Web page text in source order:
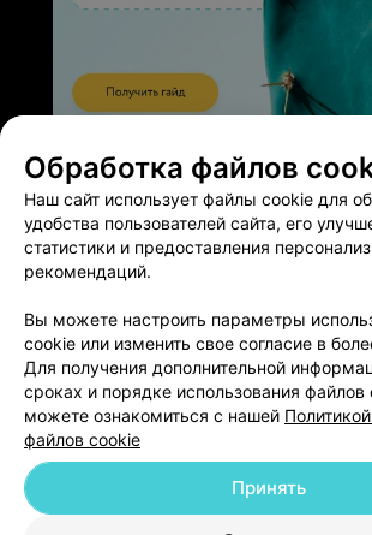
Добавить
О проекте Новости проекта
Обработка файлов
Наш сайт использует файлы cookie для
удобства пользователей сайта, его
статистики и предоставления
рекомендаций.
Вы можете настроить параметры
cookie или изменить свое согласие в
Для получения дополнительной
сроках и порядке использования
можете ознакомиться с нашей
файлов cookie
Принять